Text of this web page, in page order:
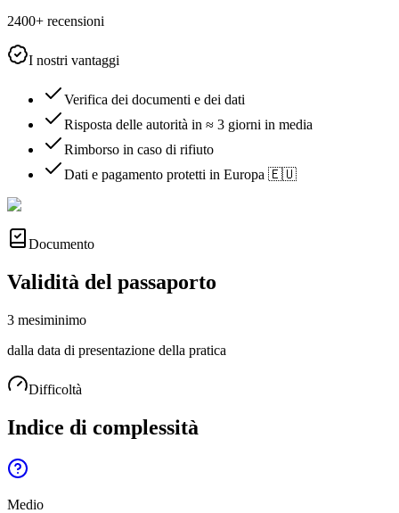
2400+ recensioni
I nostri vantaggi
Verifica dei documenti e dei dati
Risposta delle autorità in ≈ 3 giorni in media
Rimborso in caso di rifiuto
Dati e pagamento protetti in Europa 🇪🇺
Documento
Validità del passaporto
3 mesiminimo
dalla data di presentazione della pratica
Difficoltà
Indice di complessità
Medio